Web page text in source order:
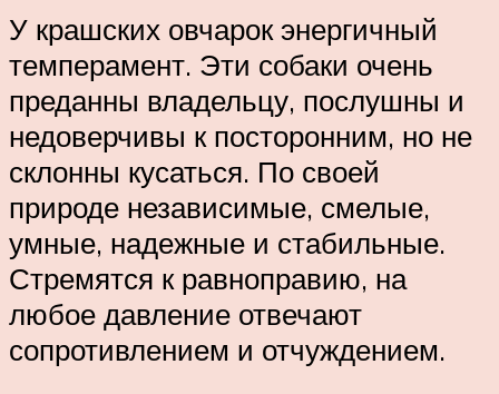
У крашских овчарок энергичный
темперамент. Эти собаки очень
преданны владельцу, послушны и
недоверчивы к посторонним, но не
склонны кусаться. По своей
природе независимые, смелые,
умные, надежные и стабильные.
Стремятся к равноправию, на
любое давление отвечают
сопротивлением и отчуждением.